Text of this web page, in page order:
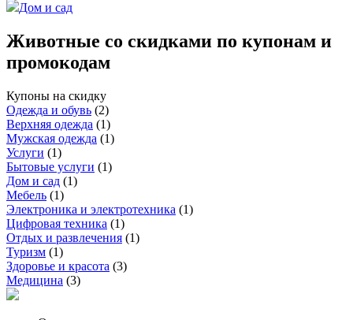
Дом и сад
Животные со скидками по купонам и
промокодам
Купоны на скидку
Одежда и обувь (2)
Верхняя одежда (1)
Мужская одежда (1)
Услуги (1)
Бытовые услуги (1)
Дом и сад (1)
Мебель (1)
Электроника и электротехника (1)
Цифровая техника (1)
Отдых и развлечения (1)
Туризм (1)
Здоровье и красота (3)
Медицина (3)